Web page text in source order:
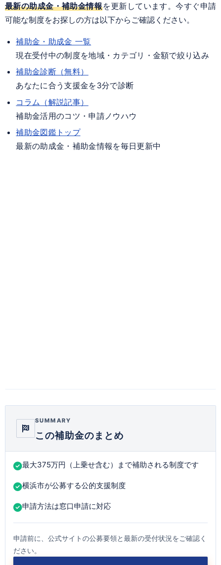
最新の助成金・補助金情報を更新しています。今すぐ申請
可能な制度をお探しの方は以下からご確認ください。
補助金・助成金 一覧
現在受付中の制度を地域・カテゴリ・金額で絞り込み
補助金診断（無料）
あなたに合う支援金を3分で診断
コラム（解説記事）
補助金活用のコツ・申請ノウハウ
補助金図鑑トップ
最新の助成金・補助金情報を毎日更新中
SUMMARY
この補助金のまとめ
最大375万円（上乗せ含む）まで補助される制度です
横浜市が公募する公的支援制度
申請方法は窓口申請に対応
申請前に、公式サイトの公募要領と最新の受付状況をご確認く
ださい。